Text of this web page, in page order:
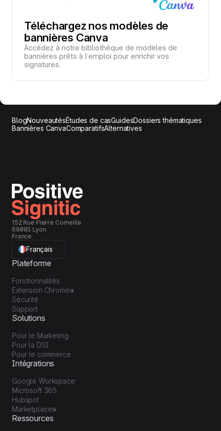
Téléchargez nos modèles de
bannières Canva
Accédez à notre bibliothèque de modèles de
bannières prêts à l’emploi pour enrichir vos
signatures.
BlogNouveautésÉtudes de casGuidesDossiers thématiques
Bannières CanvaComparatifsAlternatives
152 Rue Pierre Corneille
69003 Lyon
France
Français
Plateforme
Fonctionnalités
Extension Chrome
Sécurité
Support
Solutions
Pour le Marketing
Pour la DSI
Pour le commerce
Intégrations
Google Workspace
Microsoft 365
Hubspot
Marketplace
Ressources